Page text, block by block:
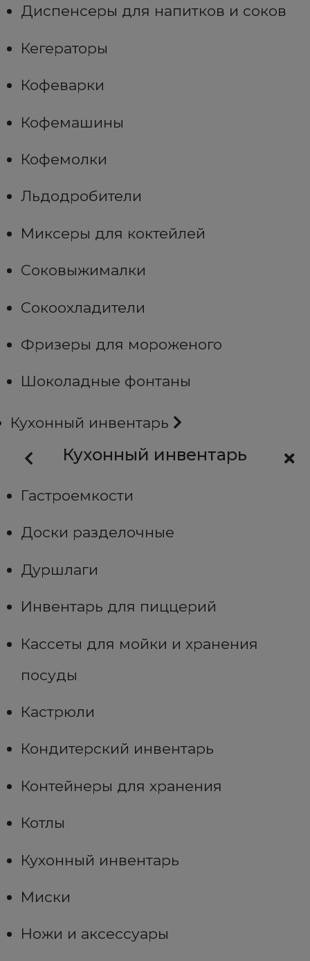
Диспенсеры для напитков и соков
Кегераторы
Кофеварки
Кофемашины
Кофемолки
Льдодробители
Миксеры для коктейлей
Соковыжималки
Сокоохладители
Фризеры для мороженого
Шоколадные фонтаны
Кухонный инвентарь
Кухонный инвентарь
Гастроемкости
Доски разделочные
Дуршлаги
Инвентарь для пиццерий
Кассеты для мойки и хранения
посуды
Кастрюли
Кондитерский инвентарь
Контейнеры для хранения
Котлы
Кухонный инвентарь
Миски
Ножи и аксессуары